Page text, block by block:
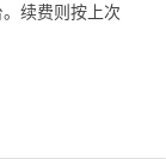
续费则按上次